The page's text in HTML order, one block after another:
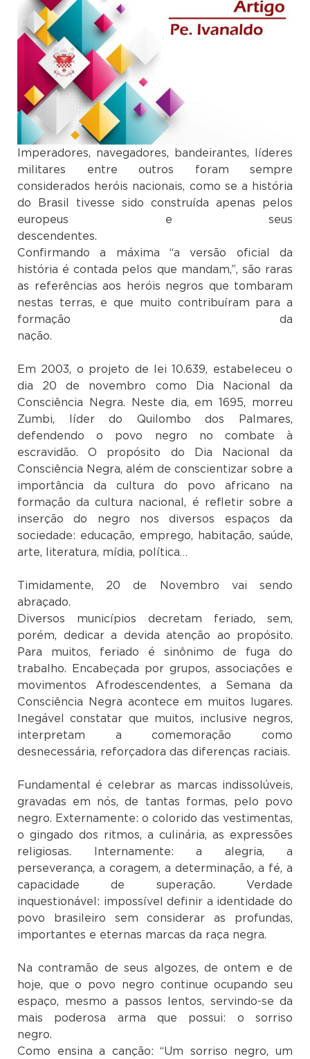
Imperadores, navegadores, bandeirantes, líderes
militares entre outros foram sempre
considerados heróis nacionais, como se a história
do Brasil tivesse sido construída apenas pelos
europeus e seus
Confirmando a máxima “a versão oficial da
história é contada pelos que mandam,”, são raras
as referências aos heróis negros que tombaram
nestas terras, e que muito contribuíram para a
formação da
Em 2003, o projeto de lei 10.639, estabeleceu o
dia 20 de novembro como Dia Nacional da
Consciência Negra. Neste dia, em 1695, morreu
Zumbi, líder do Quilombo dos Palmares,
defendendo o povo negro no combate à
escravidão. O propósito do Dia Nacional da
Consciência Negra, além de conscientizar sobre a
importância da cultura do povo africano na
formação da cultura nacional, é refletir sobre a
inserção do negro nos diversos espaços da
sociedade: educação, emprego, habitação, saúde,
arte, literatura, mídia, política…
Timidamente, 20 de Novembro vai sendo
Diversos municípios decretam feriado, sem,
porém, dedicar a devida atenção ao propósito.
Para muitos, feriado é sinônimo de fuga do
trabalho. Encabeçada por grupos, associações e
movimentos Afrodescendentes, a Semana da
Consciência Negra acontece em muitos lugares.
Inegável constatar que muitos, inclusive negros,
interpretam a comemoração como
desnecessária, reforçadora das diferenças raciais.
Fundamental é celebrar as marcas indissolúveis,
gravadas em nós, de tantas formas, pelo povo
negro. Externamente: o colorido das vestimentas,
o gingado dos ritmos, a culinária, as expressões
religiosas. Internamente: a alegria, a
perseverança, a coragem, a determinação, a fé, a
capacidade de superação. Verdade
inquestionável: impossível definir a identidade do
povo brasileiro sem considerar as profundas,
importantes e eternas marcas da raça negra.
Na contramão de seus algozes, de ontem e de
hoje, que o povo negro continue ocupando seu
espaço, mesmo a passos lentos, servindo-se da
mais poderosa arma que possui: o sorriso
Como ensina a canção: “Um sorriso negro, um